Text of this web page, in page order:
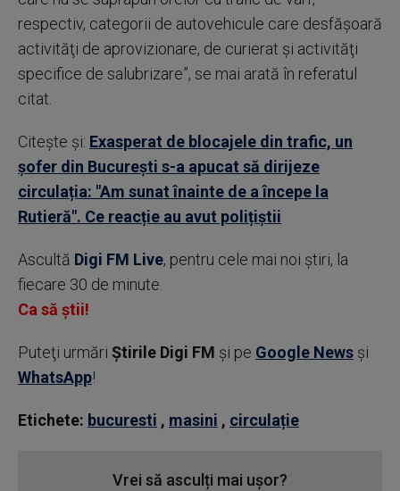
respectiv, categorii de autovehicule care desfăşoară
activităţi de aprovizionare, de curierat şi activităţi
specifice de salubrizare”, se mai arată în referatul
citat.
Citește și: Exasperat de blocajele din trafic, un
șofer din București s-a apucat să dirijeze
circulația: "Am sunat înainte de a începe la
Rutieră". Ce reacție au avut polițiștii
Ascultă Digi FM Live, pentru cele mai noi știri, la
fiecare 30 de minute.
Ca să știi!
Puteţi urmări Știrile Digi FM şi pe Google News şi
WhatsApp!
Etichete: bucuresti , masini , circulație
Vrei să asculți mai ușor?